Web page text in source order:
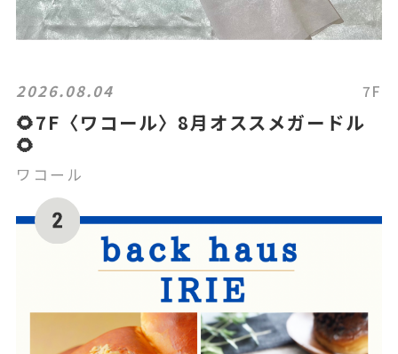
2026.08.04 7F
🌻7F〈ワコール〉8月オススメガードル
🌻
ワコール